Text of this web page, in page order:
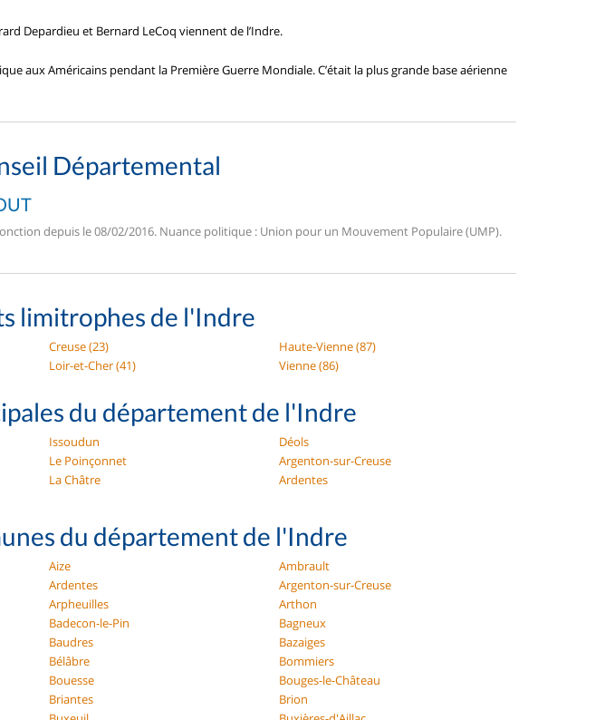
Depardieu et Bernard LeCoq viennent de l’Indre.
aux Américains pendant la Première Guerre Mondiale. C’était la plus grande base aérienne
Départemental
depuis le 08/02/2016. Nuance politique : Union pour un Mouvement Populaire (UMP).
limitrophes de l'Indre
Creuse (23)
Haute-Vienne (87)
Loir-et-Cher (41) Vienne (86)
du département de l'Indre
Issoudun
Déols
Le Poinçonnet
Argenton-sur-Creuse
La Châtre
Ardentes
du département de l'Indre
Aize
Ambrault
Ardentes
Argenton-sur-Creuse
Arpheuilles
Arthon
Badecon-le-Pin
Bagneux
Baudres
Bazaiges
Bélâbre
Bommiers
Bouesse
Bouges-le-Château
Briantes
Brion